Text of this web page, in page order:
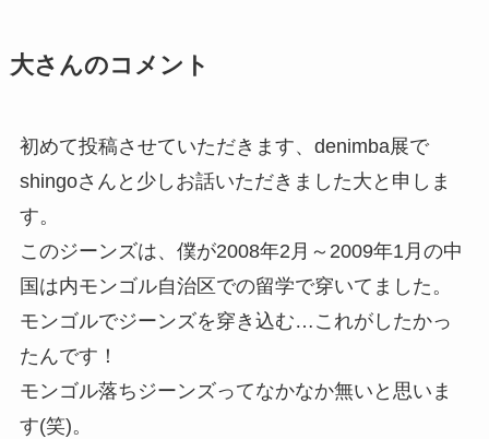
大さんのコメント
初めて投稿させていただきます、denimba展で
shingoさんと少しお話いただきました大と申しま
す。
このジーンズは、僕が2008年2月～2009年1月の中
国は内モンゴル自治区での留学で穿いてました。
モンゴルでジーンズを穿き込む…これがしたかっ
たんです！
モンゴル落ちジーンズってなかなか無いと思いま
す(笑)。